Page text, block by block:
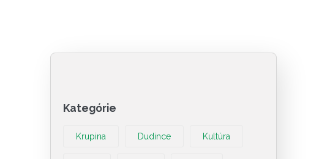
Kategórie
Krupina Dudince Kultúra